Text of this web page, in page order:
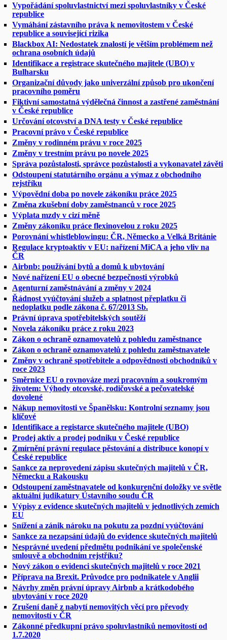
Vypořádání spoluvlastnictví mezi spoluvlastníky v České
republice
Vymáhání zástavního práva k nemovitostem v České
republice a související rizika
Blackbox AI: Nedostatek znalostí je větším problémem než
ochrana osobních údajů
Identifikace a registrace skutečného majitele (UBO) v
Bulharsku
Organizační důvody jako univerzální způsob pro ukončení
pracovního poměru
Fiktivní samostatná výdělečná činnost a zastřené zaměstnání
v České republice
Určování otcovství a DNA testy v České republice
Pracovní právo v České republice
Změny v rodinném právu v roce 2025
Změny v trestním právu po novele 2025
Správa pozůstalosti, správce pozůstalosti a vykonavatel závěti
Odstoupení statutárního orgánu a výmaz z obchodního
rejstříku
Výpovědní doba po novele zákoníku práce 2025
Změna zkušební doby zaměstnanců v roce 2025
Výplata mzdy v cizí měně
Změny zákoníku práce flexinovelou z roku 2025
Porovnání whistleblowingu: ČR, Německo a Velká Británie
Regulace kryptoaktiv v EU: nařízení MiCA a jeho vliv na
ČR
Airbnb: používání bytů a domů k ubytování
Nové nařízení EU o obecné bezpečnosti výrobků
Agenturní zaměstnávání a změny v 2024
Řádnost vyúčtování služeb a splatnost přeplatku či
nedoplatku podle zákona č. 67/2013 Sb.
Právní úprava spotřebitelských soutěží
Novela zákoníku práce z roku 2023
Zákon o ochraně oznamovatelů z pohledu zaměstnance
Zákon o ochraně oznamovatelů z pohledu zaměstnavatele
Změny v ochraně spotřebitele a odpovědnosti obchodníků v
roce 2023
Směrnice EU o rovnováze mezi pracovním a soukromým
životem: Výhody otcovské, rodičovské a pečovatelské
dovolené
Nákup nemovitosti ve Španělsku: Kontrolní seznamy jsou
klíčové
Identifikace a registarce skutečného majitele (UBO)
Prodej aktiv a prodej podniku v České republice
Zmírnění právní regulace pěstování a distribuce konopí v
České republice
Sankce za neprovedení zápisu skutečných majitelů v ČR,
Německu a Rakousku
Odstoupení zaměstnavatele od konkurenční doložky ve světle
aktuální judikatury Ústavního soudu ČR
Výpisy z evidence skutečných majitelů v jednotlivých zemích
EU
Snížení a zánik nároku na pokutu za pozdní vyúčtování
Sankce za nezapsání údajů do evidence skutečných majitelů
Nesprávné uvedení předmětu podnikání ve společenské
smlouvě a obchodním rejstříku?
Nový zákon o evidenci skutečných majitelů v roce 2021
Příprava na Brexit. Průvodce pro podnikatele v Anglii
Návrhy změn právní úpravy Airbnb a krátkodobého
ubytování v roce 2020
Zrušení daně z nabytí nemovitých věcí pro převody
nemovitostí v ČR
Zákonné předkupní právo spoluvlastníků nemovitostí od
1.7.2020